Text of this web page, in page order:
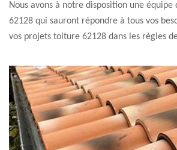
Nous avons à notre disposition une équipe
62128 qui sauront répondre à tous vos
vos projets toiture 62128 dans les règles